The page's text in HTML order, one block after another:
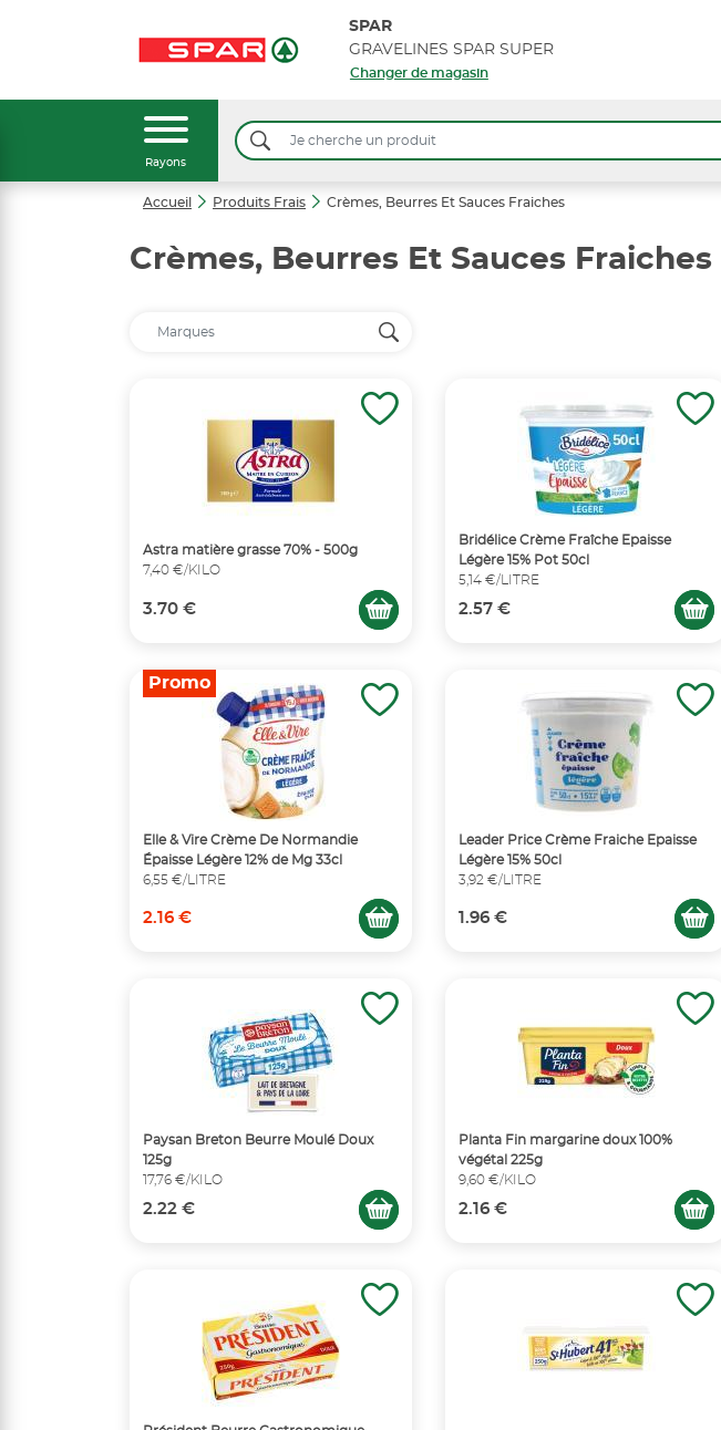
SPAR
GRAVELINES SPAR SUPER
Changer de magasin
Rayons
Accueil Produits Frais Crèmes, Beurres Et Sauces Fraiches
Crèmes, Beurres Et Sauces Fraiches
Astra matière grasse 70% - 500g
7,40 €/KILO
3.70 €
Bridélice Crème Fraîche Epaisse
Légère 15% Pot 50cl
5,14 €/LITRE
2.57 €
Elle & Vire Crème De Normandie
Épaisse Légère 12% de Mg 33cl
6,55 €/LITRE
2.16 €
Promo
Leader Price Crème Fraiche Epaisse
Légère 15% 50cl
3,92 €/LITRE
1.96 €
Paysan Breton Beurre Moulé Doux
125g
17,76 €/KILO
2.22 €
Planta Fin margarine doux 100%
végétal 225g
9,60 €/KILO
2.16 €